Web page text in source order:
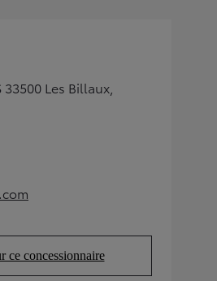
33500 Les Billaux,
new tab)
ce concessionnaire
(Opens in new tab)